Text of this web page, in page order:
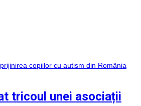
tricoul unei asociații